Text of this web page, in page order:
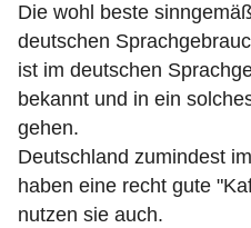
Die wohl beste
deutschen
ist im deutschen
bekannt und in ein
gehen.
Deutschland zumindest
haben eine recht gute
nutzen sie auch.